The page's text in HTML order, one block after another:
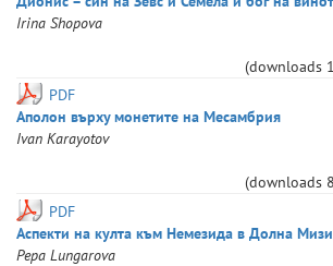
Irina Shopova
(downloads
PDF
Аполон върху монетите на Месамбрия
Ivan Karayotov
(downloads
PDF
Аспекти на култа към Немезида в Долна
Pepa Lungarova